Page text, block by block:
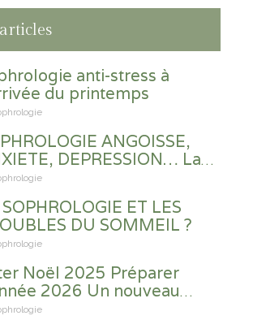
anti-stress à
du printemps
ANGOISSE,
DEPRESSION… La
en prévention et
ET LES
DU SOMMEIL ?
Noël 2025 Préparer
2026 Un nouveau